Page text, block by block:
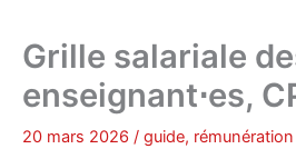
Grille salariale
enseignant⋅es,
20 mars 2026 / guide, rémunération